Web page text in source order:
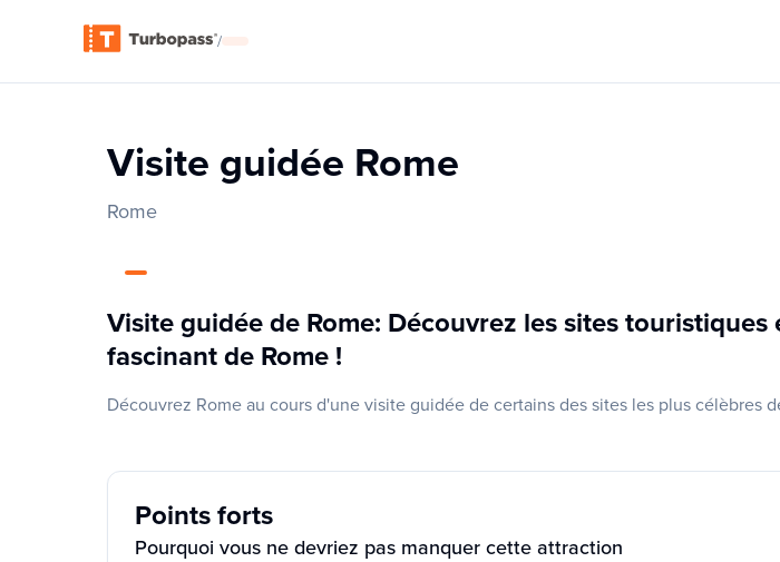
/
Visite guidée Rome
Rome
Visite guidée de Rome: Découvrez les sites
fascinant de Rome !
Découvrez Rome au cours d'une visite guidée de certains des sites les plus célèbres
Points forts
Pourquoi vous ne devriez pas manquer cette attraction